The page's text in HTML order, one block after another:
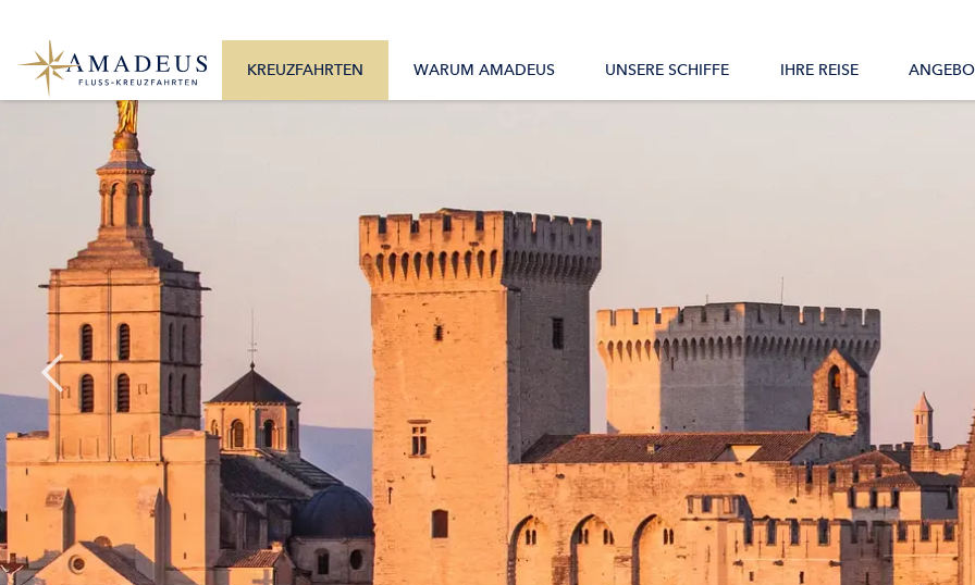
KREUZFAHRTEN WARUM AMADEUS UNSERE SCHIFFE IHRE REISE
Alle Monate Mo. – Fr. 9:30 – 17:30 Uhr